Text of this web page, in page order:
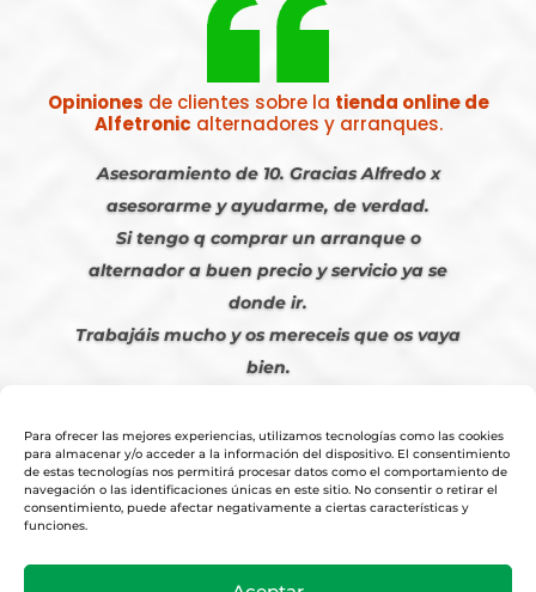
Para ofrecer las mejores experiencias, utilizamos tecnologías como las cookies
para almacenar y/o acceder a la información del dispositivo. El consentimiento
de estas tecnologías nos permitirá procesar datos como el comportamiento de
navegación o las identificaciones únicas en este sitio. No consentir o retirar el
consentimiento, puede afectar negativamente a ciertas características y
funciones.
Opiniones de clientes sobre la tienda online de
Alfetronic alternadores y arranques.
Asesoramiento de 10. Gracias Alfredo x
asesorarme y ayudarme, de verdad.
Si tengo q comprar un arranque o
alternador a buen precio y servicio ya se
donde ir.
Trabajáis mucho y os mereceis que os vaya
bien.